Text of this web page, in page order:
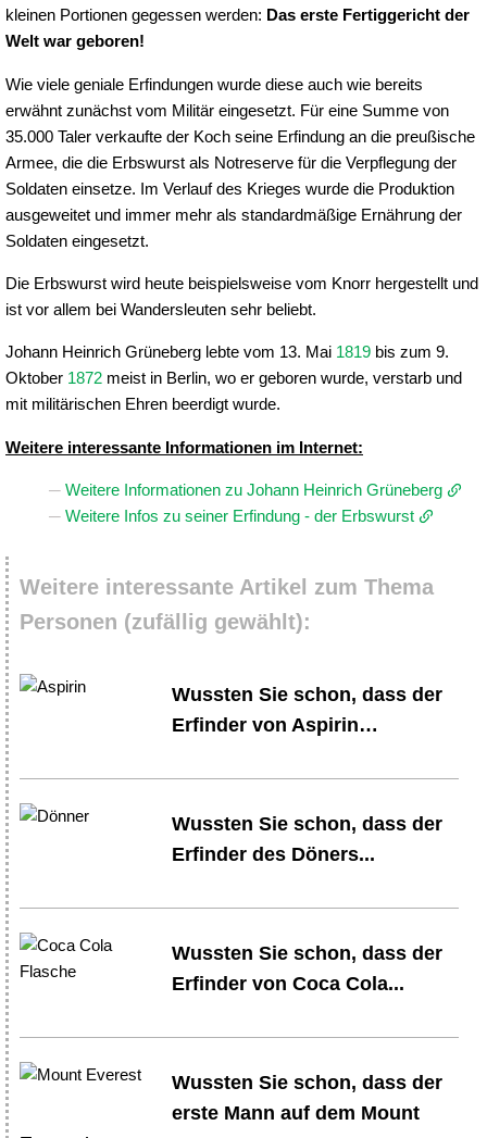
kleinen Portionen gegessen werden: Das erste Fertiggericht der
Welt war geboren!
Wie viele geniale Erfindungen wurde diese auch wie bereits
erwähnt zunächst vom Militär eingesetzt. Für eine Summe von
35.000 Taler verkaufte der Koch seine Erfindung an die preußische
Armee, die die Erbswurst als Notreserve für die Verpflegung der
Soldaten einsetze. Im Verlauf des Krieges wurde die Produktion
ausgeweitet und immer mehr als standardmäßige Ernährung der
Soldaten eingesetzt.
Die Erbswurst wird heute beispielsweise vom Knorr hergestellt und
ist vor allem bei Wandersleuten sehr beliebt.
Johann Heinrich Grüneberg lebte vom 13. Mai 1819 bis zum 9.
Oktober 1872 meist in Berlin, wo er geboren wurde, verstarb und
mit militärischen Ehren beerdigt wurde.
Weitere interessante Informationen im Internet:
Weitere Informationen zu Johann Heinrich Grüneberg
Weitere Infos zu seiner Erfindung - der Erbswurst
Weitere interessante Artikel zum Thema
Personen (zufällig gewählt):
Wussten Sie schon, dass der
Erfinder von Aspirin…
Wussten Sie schon, dass der
Erfinder des Döners...
Wussten Sie schon, dass der
Erfinder von Coca Cola...
Wussten Sie schon, dass der
erste Mann auf dem Mount